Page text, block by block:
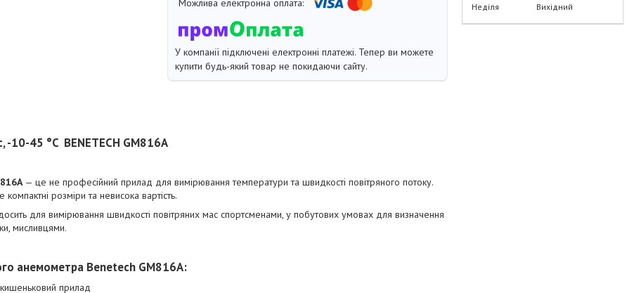
У компанії підключені електронні платежі. Тепер ви можете
купити будь-який товар не покидаючи сайту.
10-45 °C BENETECH GM816A
— це не професійний прилад для вимірювання температури та швидкості повітряного потоку.
розміри та невисока вартість.
для вимірювання швидкості повітряних мас спортсменами, у побутових умовах для визначення
мисливцями.
анемометра Benetech GM816A:
прилад
Неділя
Вихідний